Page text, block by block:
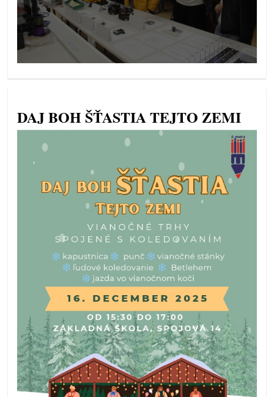
DAJ BOH ŠŤASTIA TEJTO ZEMI